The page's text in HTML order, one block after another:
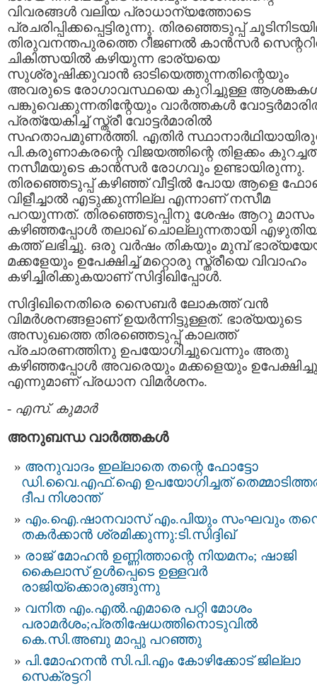
വിവരങ്ങള്‍ വലിയ പ്രാധാന്യത്തോടെ
പ്രചരിപ്പിക്കപ്പെട്ടിരുന്നു. തിരഞ്ഞെടുപ്പ്
തിരുവനന്തപുരത്തെ റീജണല്‍ കാന്‍സര്‍
ചികിത്സയില്‍ കഴിയുന്ന ഭാര്യയെ
സുശ്രൂഷിക്കുവാന്‍ ഓടിയെത്തുന്നതിന്റെയും
അവരുടെ രോഗാ‍വസ്ഥയെ കുറിച്ചുള്ള
പങ്കുവെക്കുന്നതിന്റേയും വാര്‍ത്തകള്‍
പ്രത്യേകിച്ച് സ്ത്രീ വോട്ടര്‍മാരില്‍
സഹതാപമുണര്‍ത്തി. എതിര്‍
പി.കരുണാകരന്റെ വിജയത്തിന്റെ തിളക്കം
നസീമയുടെ കാന്‍സര്‍ രോഗവും ഉണ്ടായിരുന്നു.
തിരഞ്ഞെടുപ്പ് കഴിഞ്ഞ് വീട്ടില്‍ പോയ ആളെ
വിളീച്ചാല്‍ എടുക്കുന്നില്ല എന്നാണ് നസീമ
പറയുന്നത്. തിരഞ്ഞെടുപ്പിനു ശേഷം ആറു മാസം
കഴിഞ്ഞപ്പോള്‍ തലാഖ് ചൊല്ലുന്നതായി
കത്ത് ലഭിച്ചു. ഒരു വര്‍ഷം തികയും മുമ്പ്
മക്കളേയും ഉപേക്ഷിച്ച് മറ്റൊരു സ്ത്രീയെ വിവാഹം
കഴിച്ചിരിക്കുകയാണ് സിദ്ദിഖിപ്പോള്‍.
സിദ്ദിഖിനെതിരെ സൈബര്‍ ലോകത്ത് വന്‍
വിമര്‍ശനങ്ങളാണ് ഉയര്‍ന്നിട്ടുള്ളത്. ഭാര്യയുടെ
അസുഖത്തെ തിരഞ്ഞെടുപ്പ് കാലത്ത്
പ്രചാരണത്തിനു ഉപയോഗിച്ചുവെന്നും അതു
കഴിഞ്ഞപ്പോള്‍ അവരെയും മക്കളെയും ഉപേക്ഷിച്ചു
എന്നുമാണ് പ്രധാന വിമര്‍ശനം.
- എസ്. കുമാര്‍
അനുബന്ധ വാര്‍ത്തകള്‍
അനുവാദം ഇല്ലാതെ തന്റെ ഫോട്ടോ
ഡി.വൈ.എഫ്.ഐ ഉപയോഗിച്ചത്
ദീപ നിശാന്ത്
എം.ഐ.ഷാനവാസ് എം.പിയും സംഘവും
തകര്‍ക്കാന്‍ ശ്രമിക്കുന്നു:ടി.സിദ്ദിഖ്
രാജ് മോഹന്‍ ഉണ്ണിത്താന്റെ നിയമനം; ഷാജി
കൈലാസ് ഉള്‍പ്പെടെ ഉള്ളവര്‍
രാജിയ്ക്കൊരുങ്ങുന്നു
വനിത എം.എല്‍.എമാരെ പറ്റി മോശം
പരാമര്‍ശം;പ്രതിഷേധത്തിനൊടുവില്‍
കെ.സി.അബു മാപ്പു പറഞ്ഞു
പി.മോഹനന്‍ സി.പി.എം കോഴിക്കോട് ജില്ലാ
സെക്രട്ടറി